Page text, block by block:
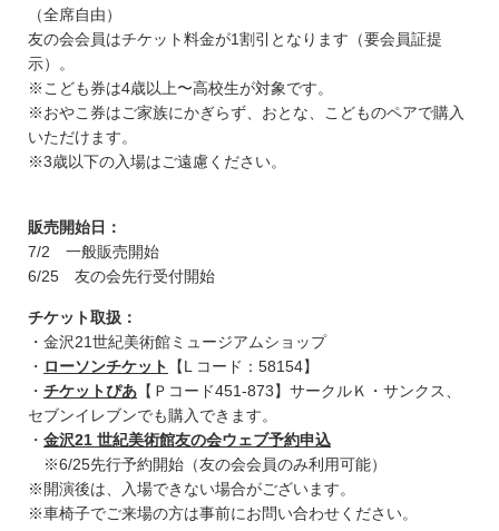
（全席自由）
友の会会員はチケット料金が1割引となります（要会員証提
示）。
※こども券は4歳以上〜高校生が対象です。
※おやこ券はご家族にかぎらず、おとな、こどものペアで購入
いただけます。
※3歳以下の入場はご遠慮ください。
販売開始日：
7/2 一般販売開始
6/25 友の会先行受付開始
チケット取扱：
・金沢21世紀美術館ミュージアムショップ
・ ローソンチケット
【L コード：58154】
・ チケットぴあ 【Ｐコード451-873】サークルＫ・サンクス、
セブンイレブンでも購入できます。
・ 金沢21 世紀美術館友の会ウェブ予約申込
※6/25先行予約開始（友の会会員のみ利用可能）
※開演後は、入場できない場合がございます。
※車椅子でご来場の方は事前にお問い合わせください。